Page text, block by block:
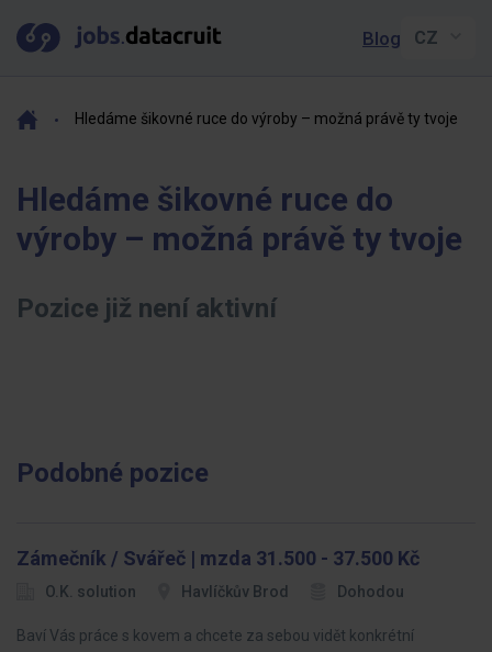
Blog
Hledáme šikovné ruce do výroby – možná právě ty tvoje
Hledáme šikovné ruce do
výroby – možná právě ty tvoje
Pozice již není aktivní
Podobné pozice
Zámečník / Svářeč | mzda 31.500 - 37.500 Kč
O.K. solution Havlíčkův Brod Dohodou
Baví Vás práce s kovem a chcete za sebou vidět konkrétní